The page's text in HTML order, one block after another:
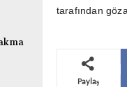
tarafından
Paylaş